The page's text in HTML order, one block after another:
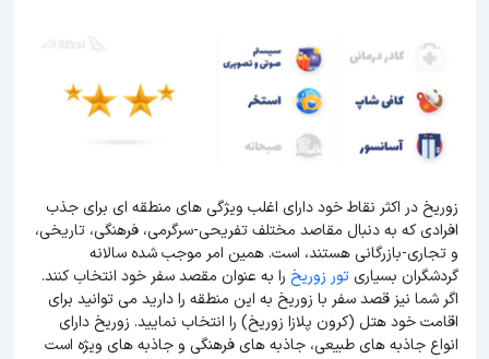
زوریخ در اکثر نقاط خود دارای اغلب ویژگی های منطقه ای برای جذب
افرادی که به دنبال مقاصد مختلف تفریحی-سرگرمی، فرهنگی، تاریخی،
و تجاری-بازرگانی هستند، است. همین امر موجب شده سالانه
گردشگران بسیاریتور زوریخ را به عنوان مقصد سفر خود انتخاب کنند.
اگر شما نیز قصد سفر با زوریخ به این منطقه را دارید می توانید برای
اقامت خود هتل (کرون پلازا زوریخ) را انتخاب نمایید. زوریخ دارای
انواع جاذبه های طبیعی، جاذبه های فرهنگی و جاذبه های ویژه است